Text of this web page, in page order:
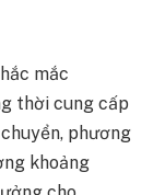
mắc
thời cung cấp
phương
khoảng